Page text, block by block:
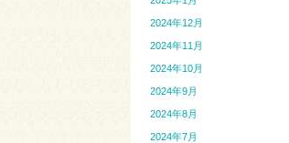
2024年12月
2024年11月
2024年10月
2024年9月
2024年8月
2024年7月